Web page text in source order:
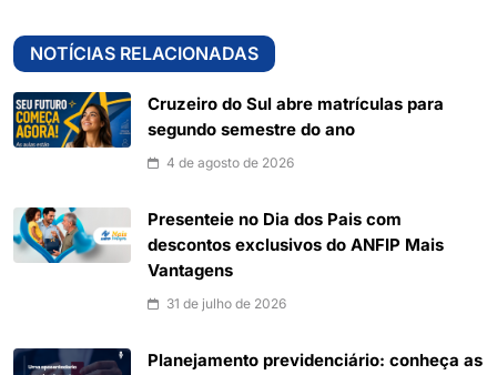
NOTÍCIAS RELACIONADAS
Cruzeiro do Sul abre matrículas para
segundo semestre do ano
4 de agosto de 2026
Presenteie no Dia dos Pais com
descontos exclusivos do ANFIP Mais
Vantagens
31 de julho de 2026
Planejamento previdenciário: conheça as